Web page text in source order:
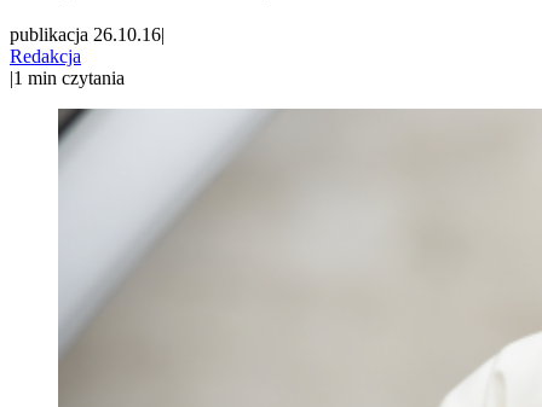
publikacja 26.10.16|
Redakcja
|1 min czytania